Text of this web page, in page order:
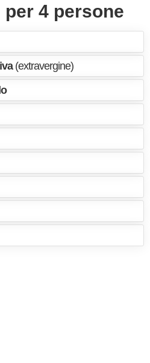
per 4 persone
(extravergine)